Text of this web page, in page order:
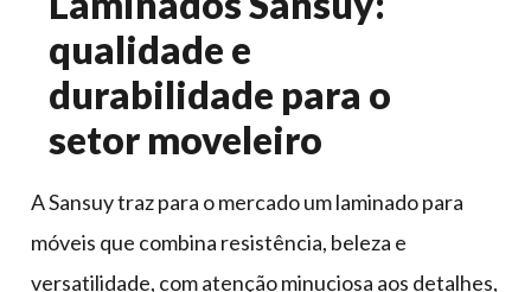
qualidade e
durabilidade para o
setor moveleiro
A Sansuy traz para o mercado um laminado para
móveis que combina resistência, beleza e
versatilidade, com atenção minuciosa aos detalhes,